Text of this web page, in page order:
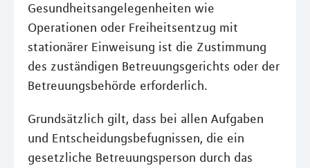
Gesundheitsangelegenheiten wie
Operationen oder Freiheitsentzug mit
stationärer Einweisung ist die Zustimmung
des zuständigen Betreuungsgerichts oder der
Betreuungsbehörde erforderlich.
Grundsätzlich gilt, dass bei allen Aufgaben
und Entscheidungsbefugnissen, die ein
gesetzliche Betreuungsperson durch das